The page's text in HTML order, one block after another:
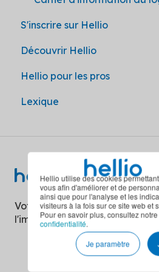
Hellio utilise des cookies
vous afin d'améliorer et de
ainsi que pour l'analyse et les
visiteurs à la fois sur ce site web et
Pour en savoir plus, consultez notre
confidentialité.
Je paramètre
S'inscrire sur Hellio
Avant inscription
Après inscription
Découvrir Hellio
Hellio, partenaire de
Les travaux par Hellio
Hellio pour les pros
Devenir partenaire
Travaux RGE
Covid-19 : mesures
Certificats d'Économies
Ma Prime Rénov'
Lexique
Votre énergie a de
l'impact